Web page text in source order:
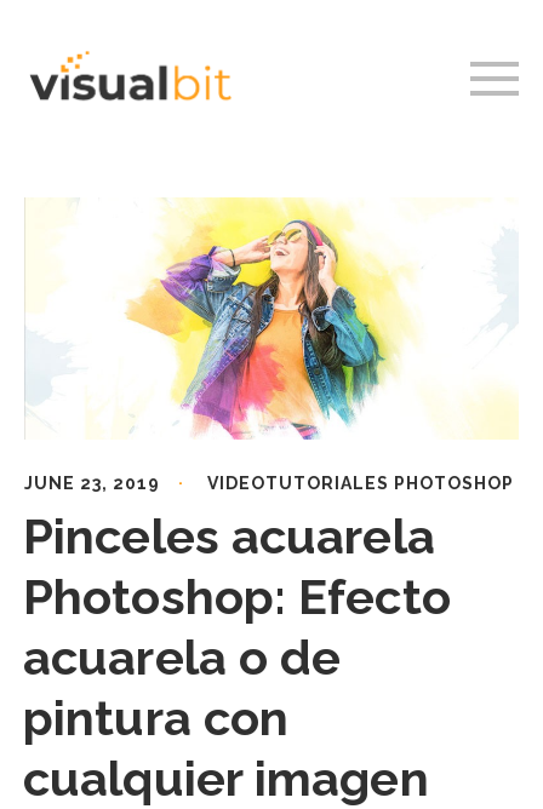
JUNE 23, 2019 VIDEOTUTORIALES PHOTOSHOP
Pinceles acuarela
Photoshop: Efecto
acuarela o de
pintura con
cualquier imagen